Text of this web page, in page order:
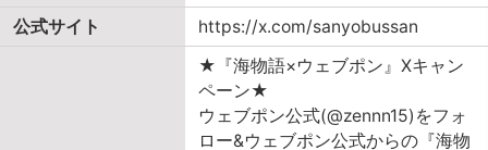
公式サイト
https://x.com/sanyobussan
★『海物語×ウェブポン』Xキャン
ペーン★
ウェブポン公式(@zennn15)をフォ
ロー&ウェブポン公式からの『海物